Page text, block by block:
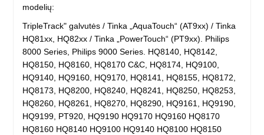
modelių:
TripleTrack" galvutės / Tinka „AquaTouch“ (AT9xx) / Tinka
HQ81xx, HQ82xx / Tinka „PowerTouch“ (PT9xx). Philips
8000 Series, Philips 9000 Series. HQ8140, HQ8142,
HQ8150, HQ8160, HQ8170 C&C, HQ8174, HQ9100,
HQ9140, HQ9160, HQ9170, HQ8141, HQ8155, HQ8172,
HQ8173, HQ8200, HQ8240, HQ8241, HQ8250, HQ8253,
HQ8260, HQ8261, HQ8270, HQ8290, HQ9161, HQ9190,
HQ9199, PT920, HQ9190 HQ9170 HQ9160 HQ8170
HQ8160 HQ8140 HQ9100 HQ9140 HQ8100 HQ8150